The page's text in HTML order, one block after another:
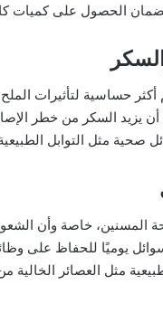
الحصول على كميات
حساسية لتأثيرات
أن يزيد السكر من خطر
صحية مثل التوابل
المسنين، خاصة وأن
يوميًا للحفاظ على
مثل العصائر